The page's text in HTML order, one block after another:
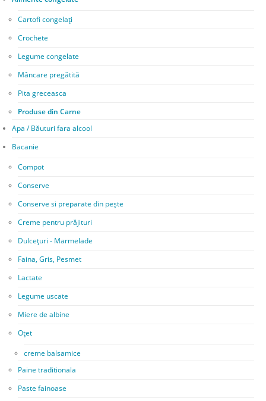
Cartofi congelați
Crochete
Legume congelate
Mâncare pregătită
Pita greceasca
Produse din Carne
Apa / Băuturi fara alcool
Bacanie
Compot
Conserve
Conserve si preparate din pește
Creme pentru prăjituri
Dulcețuri - Marmelade
Faina, Gris, Pesmet
Lactate
Legume uscate
Miere de albine
Oțet
creme balsamice
Paine traditionala
Paste fainoase